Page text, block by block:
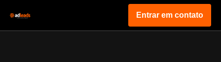
Entrar em contato